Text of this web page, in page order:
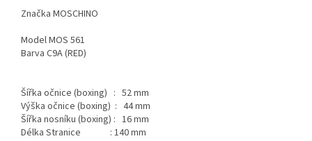
Značka MOSCHINO
Model MOS 561
Barva C9A (RED)
Šířka očnice (boxing) : 52 mm
Výška očnice (boxing) : 44 mm
Šířka nosníku (boxing) : 16 mm
Délka Stranice : 140 mm